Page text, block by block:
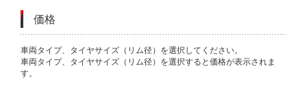
価格
VARIATIONS
車両タイプ、タイヤサイズ（リム径）を選択してください。
車両タイプ、タイヤサイズ（リム径）を選択すると価格が表示されま
す。